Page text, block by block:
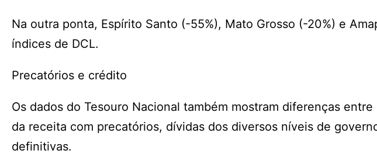
Na outra ponta, Espírito Santo (-55%), Mato Grosso (-20%) e
índices de DCL.
Precatórios e crédito
Os dados do Tesouro Nacional também mostram diferenças
da receita com precatórios, dívidas dos diversos níveis de
definitivas.